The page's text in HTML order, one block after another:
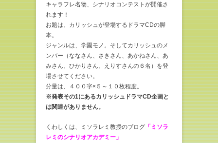
キャラフレ名物、シナリオコンテストが開催さ
れます！
お題は、カリッシュが登場するドラマCDの脚
本。
ジャンルは、学園モノ。そしてカリッシュのメ
ンバー（ななさん、さきさん、あかねさん、あ
みさん、ひかりさん、えりすさんの６名）を登
場させてください。
分量は、４００字×５～１０枚程度。
※発表その1にあるカリッシュドラマCD企画と
は関連がありません。
くわしくは、ミソラレミ教授のブログ 「ミソラ
レミのシナリオアカデミー」